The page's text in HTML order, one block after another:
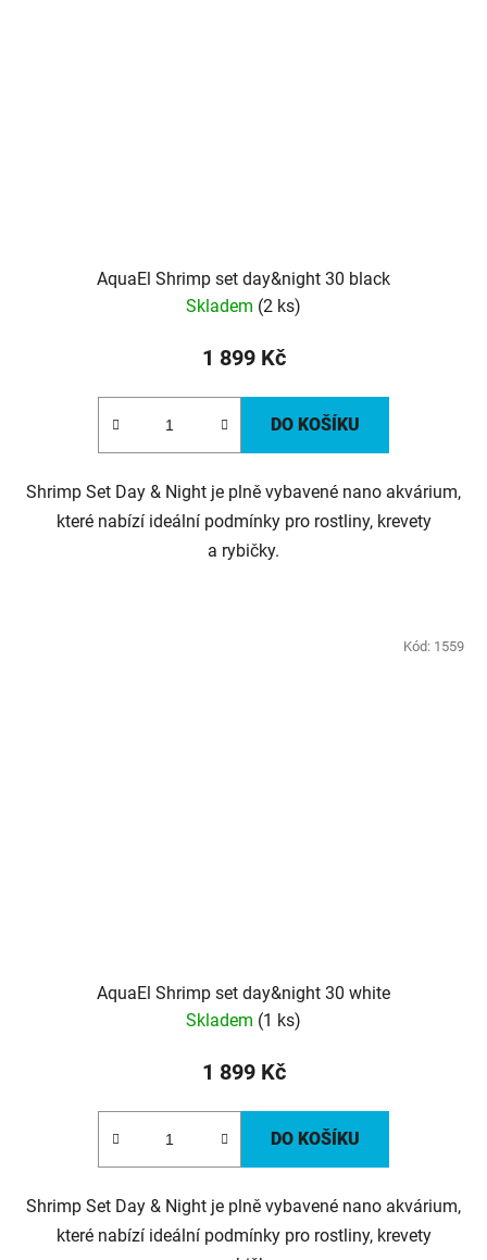
AquaEl Shrimp set day&night 30 black
Skladem (2 ks)
1 899 Kč
DO KOŠÍKU
Shrimp Set Day & Night je plně vybavené nano akvárium,
které nabízí ideální podmínky pro rostliny, krevety
a rybičky.
AquaEl Shrimp set day&night 30 white
Skladem (1 ks)
1 899 Kč
DO KOŠÍKU
Shrimp Set Day & Night je plně vybavené nano akvárium,
které nabízí ideální podmínky pro rostliny, krevety
Kód: 1559